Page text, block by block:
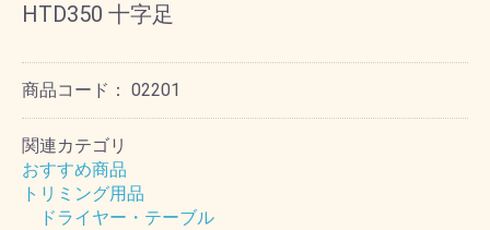
HTD350 十字足
商品コード： 02201
関連カテゴリ
おすすめ商品
トリミング用品
ドライヤー・テーブル